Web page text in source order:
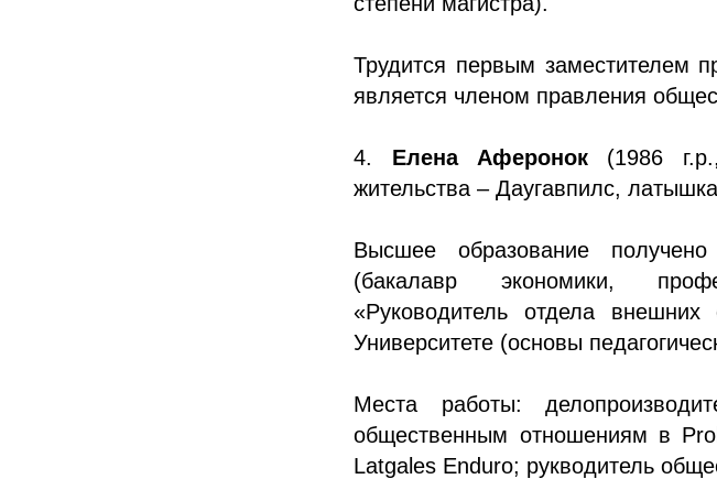
Трудится первым заместителем
является членом правления
4. Елена Аферонок(1986 г.р.,
жительства – Даугавпилс,
Высшее образование
(бакалавр экономики,
«Руководитель отдела
Университете (основы
Места работы:
общественным отношениям в
Latgales Enduro; рукводитель